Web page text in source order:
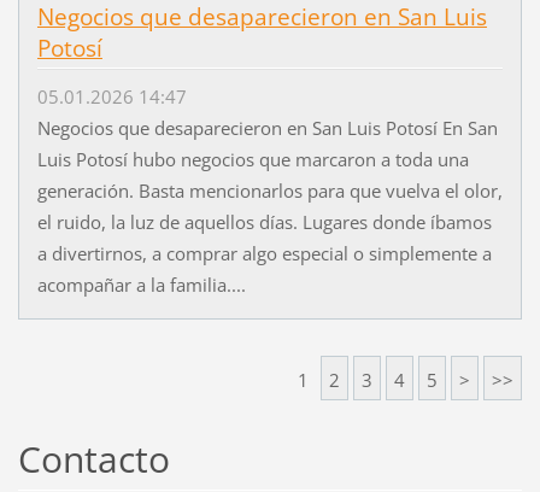
Negocios que desaparecieron en San Luis
Potosí
05.01.2026 14:47
Negocios que desaparecieron en San Luis Potosí En San
Luis Potosí hubo negocios que marcaron a toda una
generación. Basta mencionarlos para que vuelva el olor,
el ruido, la luz de aquellos días. Lugares donde íbamos
a divertirnos, a comprar algo especial o simplemente a
acompañar a la familia....
1 2 3 4 5 > >>
Contacto